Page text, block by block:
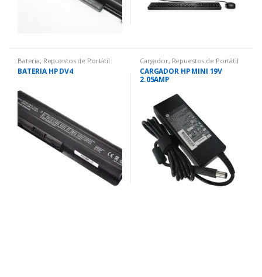
Bateria, Repuestos de Portátil
BATERIA HP DV4
Cargador, Repuestos de Portátil
CARGADOR HP MINI 19V
2.05AMP